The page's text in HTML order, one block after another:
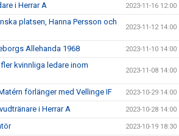
i Herrar A 2023-11-16 12:00
platsen, Hanna Persson och
2023-11-12 14:00
Allehanda 1968 2023-11-10 14:00
kvinnliga ledare inom
2023-11-08 14:00
förlänger med Vellinge IF 2023-10-29 14:00
i Herrar A 2023-10-28 14:00
2023-10-19 18:30